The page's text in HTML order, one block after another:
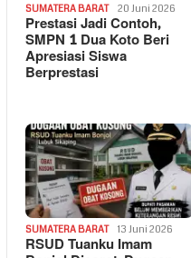
SUMATERA BARAT 20 Juni 2026
Prestasi Jadi Contoh,
SMPN 1 Dua Koto Beri
Apresiasi Siswa
Berprestasi
SUMATERA BARAT 13 Juni 2026
RSUD Tuanku Imam